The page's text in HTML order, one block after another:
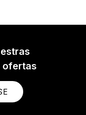
ofertas